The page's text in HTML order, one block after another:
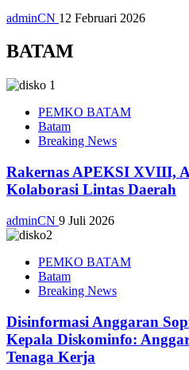
adminCN 12 Februari 2026
BATAM
PEMKO BATAM
Batam
Breaking News
Rakernas APEKSI XVIII,
Kolaborasi Lintas Daerah
adminCN 9 Juli 2026
PEMKO BATAM
Batam
Breaking News
Disinformasi Anggaran
Kepala Diskominfo:
Tenaga Kerja